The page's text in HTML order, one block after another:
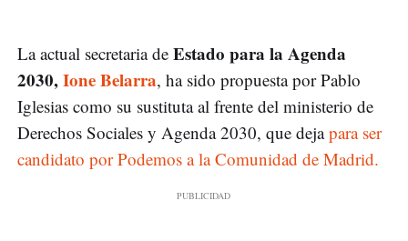
La actual secretaria de Estado para la Agenda
2030,Ione Belarra, ha sido propuesta por Pablo
Iglesias como su sustituta al frente del ministerio de
Derechos Sociales y Agenda 2030, que dejapara ser
candidato por Podemos a la Comunidad de Madrid.